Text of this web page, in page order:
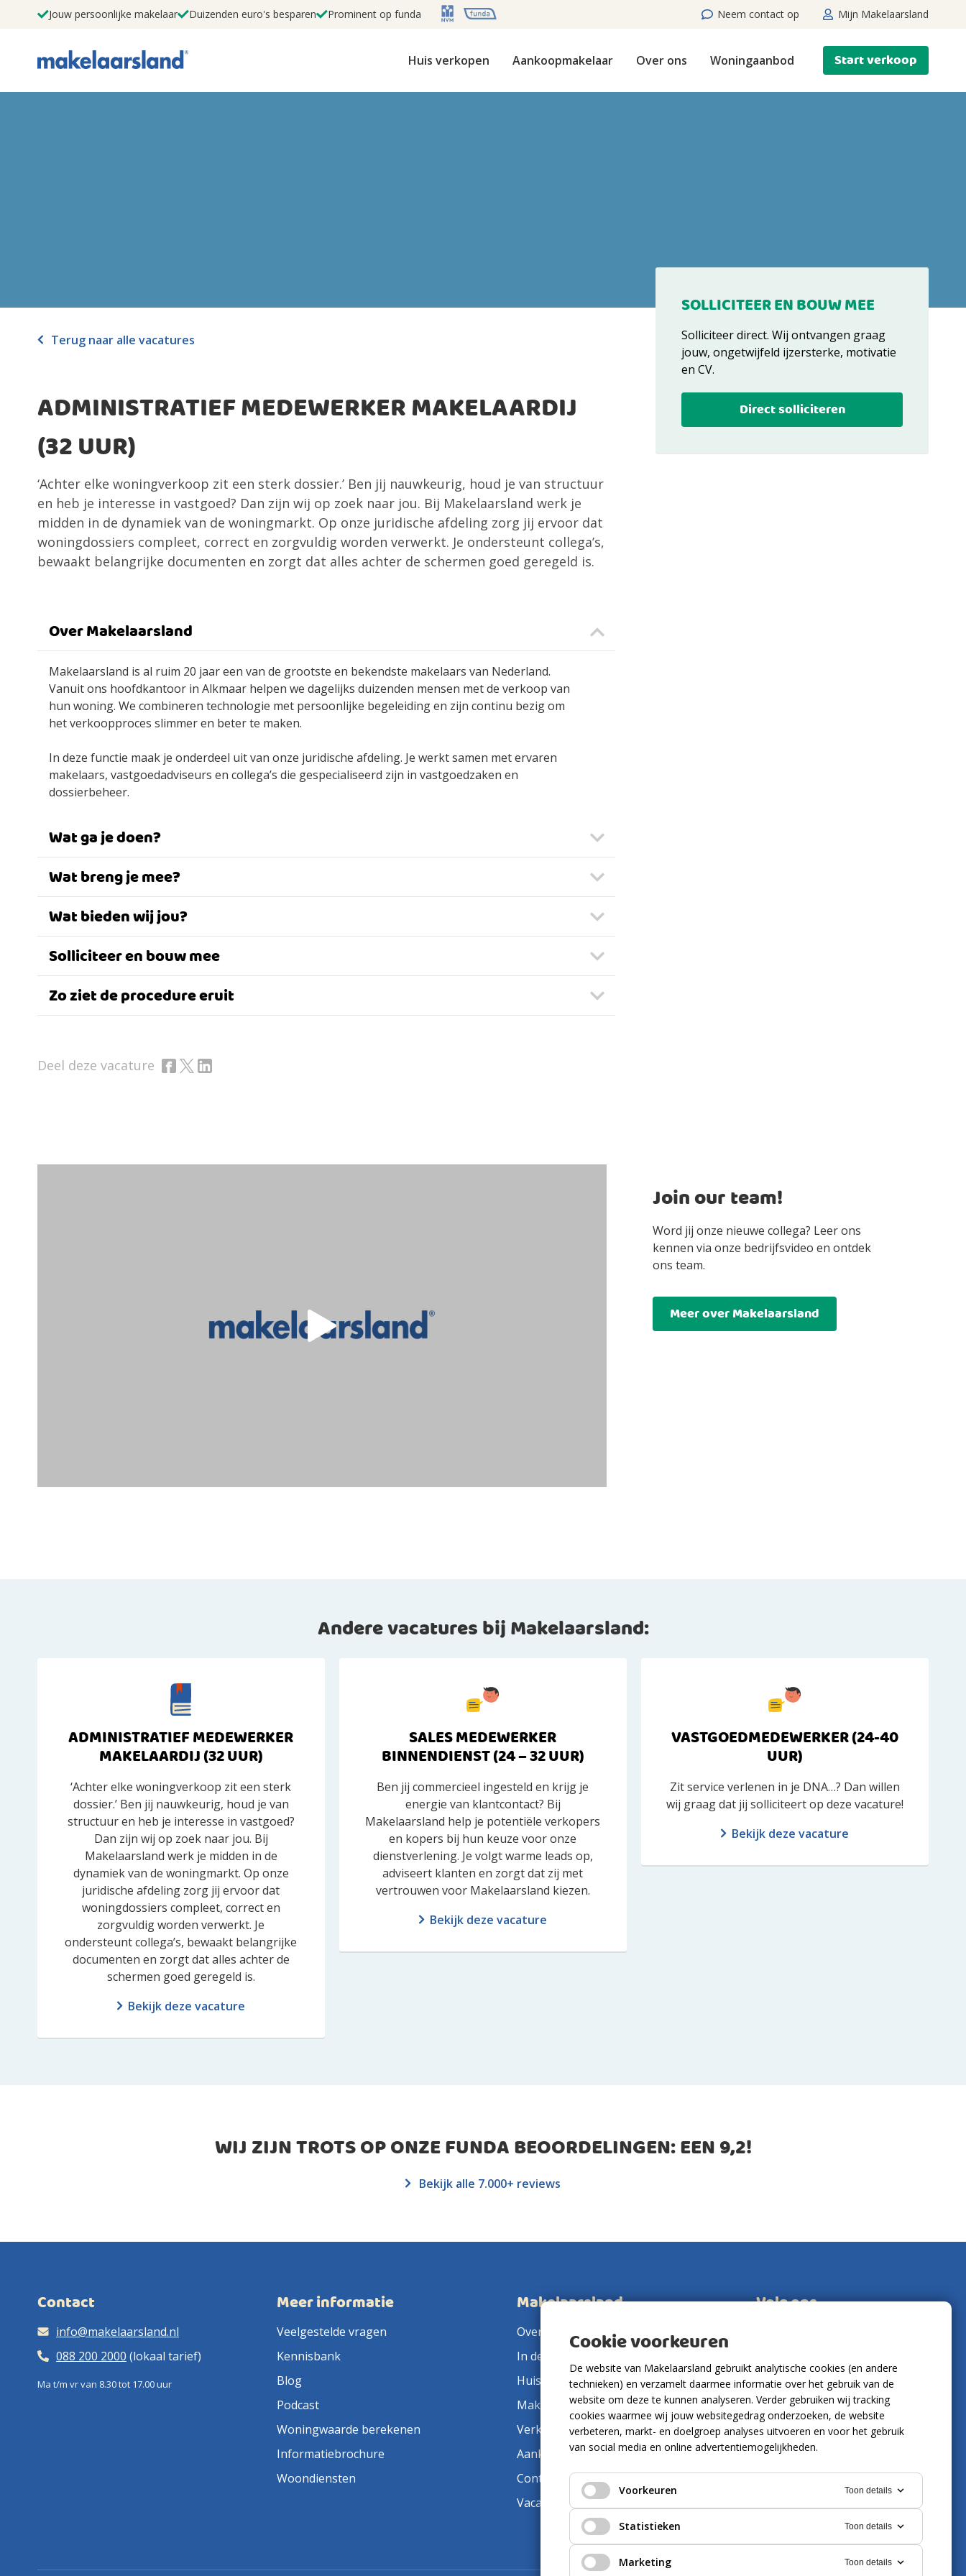
Jouw persoonlijke makelaar Duizenden euro's besparen Prominent op funda Neem contact op Mijn Makelaarsland
Huis verkopen Aankoopmakelaar Over ons Woningaanbod Start verkoop
Terug naar alle vacatures
ADMINISTRATIEF MEDEWERKER MAKELAARDIJ
(32 UUR)
‘Achter elke woningverkoop zit een sterk dossier.’ Ben jij nauwkeurig, houd je van structuur
en heb je interesse in vastgoed? Dan zijn wij op zoek naar jou. Bij Makelaarsland werk je
midden in de dynamiek van de woningmarkt. Op onze juridische afdeling zorg jij ervoor dat
woningdossiers compleet, correct en zorgvuldig worden verwerkt. Je ondersteunt collega’s,
bewaakt belangrijke documenten en zorgt dat alles achter de schermen goed geregeld is.
Over Makelaarsland
Makelaarsland is al ruim 20 jaar een van de grootste en bekendste makelaars van Nederland.
Vanuit ons hoofdkantoor in Alkmaar helpen we dagelijks duizenden mensen met de verkoop van
hun woning. We combineren technologie met persoonlijke begeleiding en zijn continu bezig om
het verkoopproces slimmer en beter te maken.
In deze functie maak je onderdeel uit van onze juridische afdeling. Je werkt samen met ervaren
makelaars, vastgoedadviseurs en collega’s die gespecialiseerd zijn in vastgoedzaken en
dossierbeheer.
Wat ga je doen?
Wat breng je mee?
Wat bieden wij jou?
Solliciteer en bouw mee
Zo ziet de procedure eruit
Deel deze vacature
SOLLICITEER EN BOUW MEE
Solliciteer direct. Wij ontvangen graag
jouw, ongetwijfeld ijzersterke, motivatie
en CV.
Direct solliciteren
Join our team!
Word jij onze nieuwe collega? Leer ons
kennen via onze bedrijfsvideo en ontdek
ons team.
Meer over Makelaarsland
Andere vacatures bij Makelaarsland:
ADMINISTRATIEF MEDEWERKER
MAKELAARDIJ (32 UUR)
‘Achter elke woningverkoop zit een sterk
dossier.’ Ben jij nauwkeurig, houd je van
structuur en heb je interesse in vastgoed?
Dan zijn wij op zoek naar jou. Bij
Makelaarsland werk je midden in de
dynamiek van de woningmarkt. Op onze
juridische afdeling zorg jij ervoor dat
woningdossiers compleet, correct en
zorgvuldig worden verwerkt. Je
ondersteunt collega’s, bewaakt belangrijke
documenten en zorgt dat alles achter de
schermen goed geregeld is.
Bekijk deze vacature
SALES MEDEWERKER
BINNENDIENST (24 – 32 UUR)
Ben jij commercieel ingesteld en krijg je
energie van klantcontact? Bij
Makelaarsland help je potentiële verkopers
en kopers bij hun keuze voor onze
dienstverlening. Je volgt warme leads op,
adviseert klanten en zorgt dat zij met
vertrouwen voor Makelaarsland kiezen.
Bekijk deze vacature
VASTGOEDMEDEWERKER (24-40
UUR)
Zit service verlenen in je DNA…? Dan willen
wij graag dat jij solliciteert op deze vacature!
Bekijk deze vacature
WIJ ZIJN TROTS OP ONZE FUNDA BEOORDELINGEN: EEN9,2!
Bekijk alle 7.000+ reviews
Contact
info@makelaarsland.nl
088 200 2000 (lokaal tarief)
Ma t/m vr van 8.30 tot 17.00 uur
Meer informatie
Veelgestelde vragen
Kennisbank
Blog
Podcast
Woningwaarde berekenen
Informatiebrochure
Woondiensten
Makelaarsland
Over ons
In de pers
Huis verkopen
Makelaar in de buurt
Verkoopmakelaar
Aankoopmakelaar
Contact
Vacatures
Volg ons
Cookie voorkeuren
De website van Makelaarsland gebruikt analytische cookies (en andere
technieken) en verzamelt daarmee informatie over het gebruik van de
website om deze te kunnen analyseren. Verder gebruiken wij tracking
cookies waarmee wij jouw websitegedrag onderzoeken, de website
verbeteren, markt- en doelgroep analyses uitvoeren en voor het gebruik
van social media en online advertentiemogelijkheden.
Voorkeuren Toon details
Statistieken Toon details
Marketing Toon details